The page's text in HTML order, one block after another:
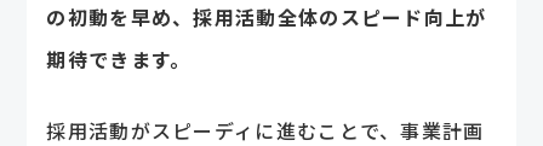
の初動を早め、採用活動全体のスピード向上が
期待できます。
採用活動がスピーディに進むことで、事業計画